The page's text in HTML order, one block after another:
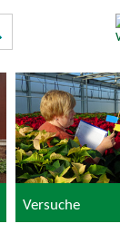
Versuche